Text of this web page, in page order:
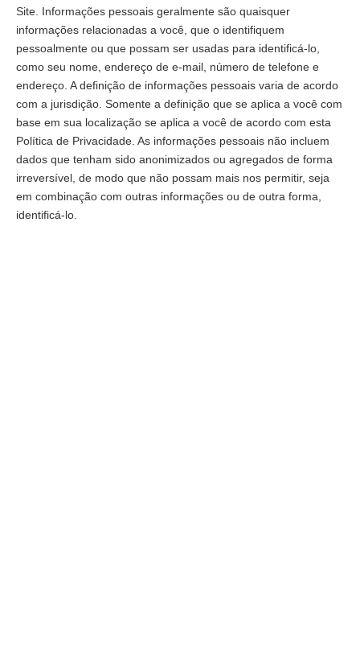
Site. Informações pessoais geralmente são quaisquer
informações relacionadas a você, que o identifiquem
pessoalmente ou que possam ser usadas para identificá-lo,
como seu nome, endereço de e-mail, número de telefone e
endereço. A definição de informações pessoais varia de acordo
com a jurisdição. Somente a definição que se aplica a você com
base em sua localização se aplica a você de acordo com esta
Política de Privacidade. As informações pessoais não incluem
dados que tenham sido anonimizados ou agregados de forma
irreversível, de modo que não possam mais nos permitir, seja
em combinação com outras informações ou de outra forma,
identificá-lo.